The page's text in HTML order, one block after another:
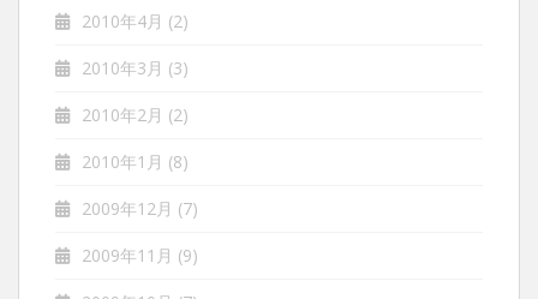
2010年4月 (2)
2010年3月 (3)
2010年2月 (2)
2010年1月 (8)
2009年12月 (7)
2009年11月 (9)